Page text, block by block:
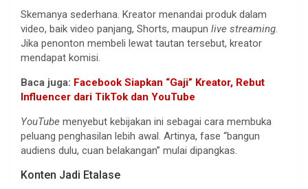
Skemanya sederhana. Kreator menandai produk dalam
video, baik video panjang, Shorts, maupun live streaming.
Jika penonton membeli lewat tautan tersebut, kreator
mendapat komisi.
Baca juga: Facebook Siapkan “Gaji” Kreator, Rebut
Influencer dari TikTok dan YouTube
YouTube menyebut kebijakan ini sebagai cara membuka
peluang penghasilan lebih awal. Artinya, fase “bangun
audiens dulu, cuan belakangan” mulai dipangkas.
Konten Jadi Etalase